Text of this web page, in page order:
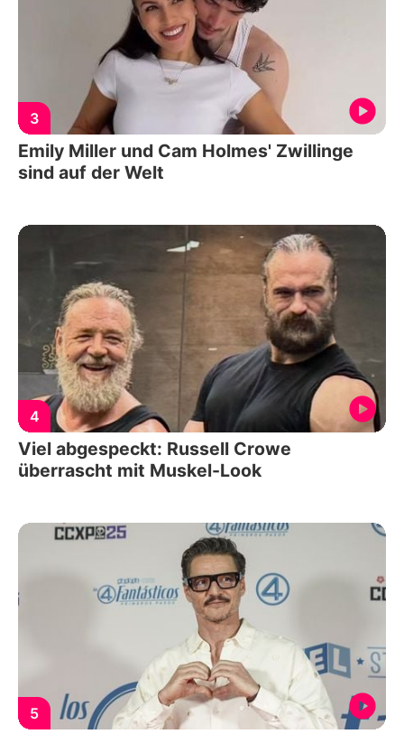
3
Emily Miller und Cam Holmes' Zwillinge
sind auf der Welt
4
Viel abgespeckt: Russell Crowe
überrascht mit Muskel-Look
5